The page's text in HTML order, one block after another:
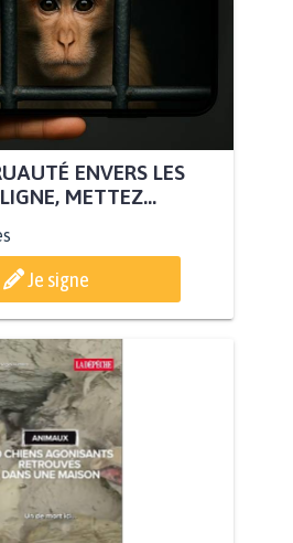
ENVERS LES
METTEZ...
Je signe